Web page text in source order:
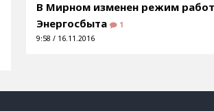
В Мирном изменен режим
Энергосбыта
1
9:58 / 16.11.2016